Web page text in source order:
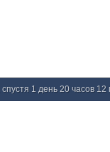
, спустя 1 день 20 часов 12